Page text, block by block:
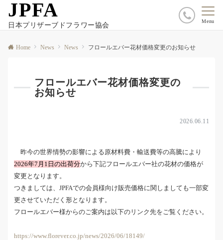
JPFA
日本プリザーブドフラワー協会
Menu
Home News News フロールエバー花材価格変更のお知らせ
フロールエバー花材価格変更の
お知らせ
2026.06.11
昨今の世界情勢の影響による原材料費・輸送費等の高騰により
2026年7月1日の出荷分から下記フロールエバー社の花材の価格が
変更となります。
つきましては、JPFAでの会員様向け販売価格に関しましても一部変
更させていただく形となります。
フロールエバー様からのご案内は以下のリンク先をご覧ください。
https://www.florever.co.jp/news/2026/06/18149/